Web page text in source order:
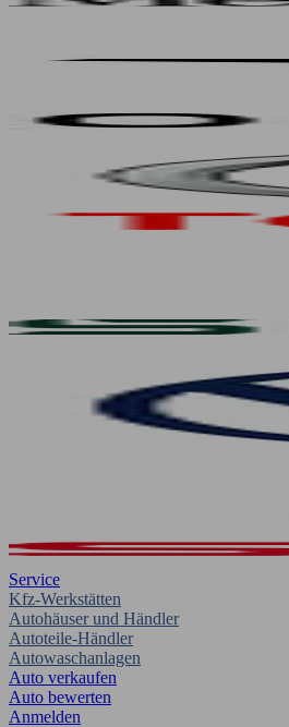
Service
Kfz-Werkstätten
Autohäuser und Händler
Autoteile-Händler
Autowaschanlagen
Auto verkaufen
Auto bewerten
Anmelden